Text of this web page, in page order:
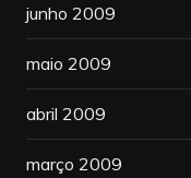
junho 2009
maio 2009
abril 2009
março 2009